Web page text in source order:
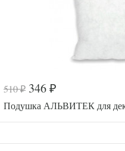
Код товара
Артикул
TT5414
510₽ 346 ₽
Подушка АЛЬВИТЕК для